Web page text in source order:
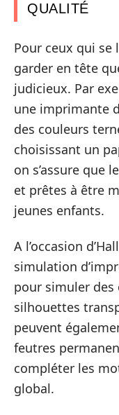
QUALITÉ
Pour ceux qui se
garder en tête
judicieux. Par
une imprimante
des couleurs
choisissant un
on s’assure que
et prêtes à être
jeunes enfants.
A l’occasion
simulation
pour simuler des
silhouettes
peuvent
feutres
compléter les
global.